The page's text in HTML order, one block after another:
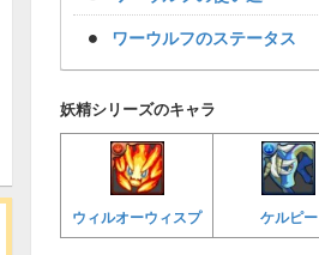
ワーウルフのステータス
妖精シリーズのキャラ
ウィルオーウィスプ ケルピー